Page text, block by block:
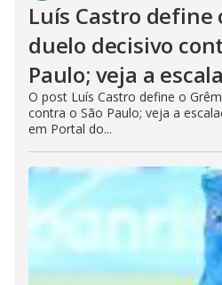
Luís Castro define
duelo decisivo
Paulo; veja a
O post Luís Castro define o
contra o São Paulo; veja a
em Portal do...